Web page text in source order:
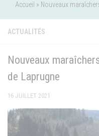
Accueil » Nouveaux
ACTUALITÉS
Nouveaux
de Laprugne
16 JUILLET 2021